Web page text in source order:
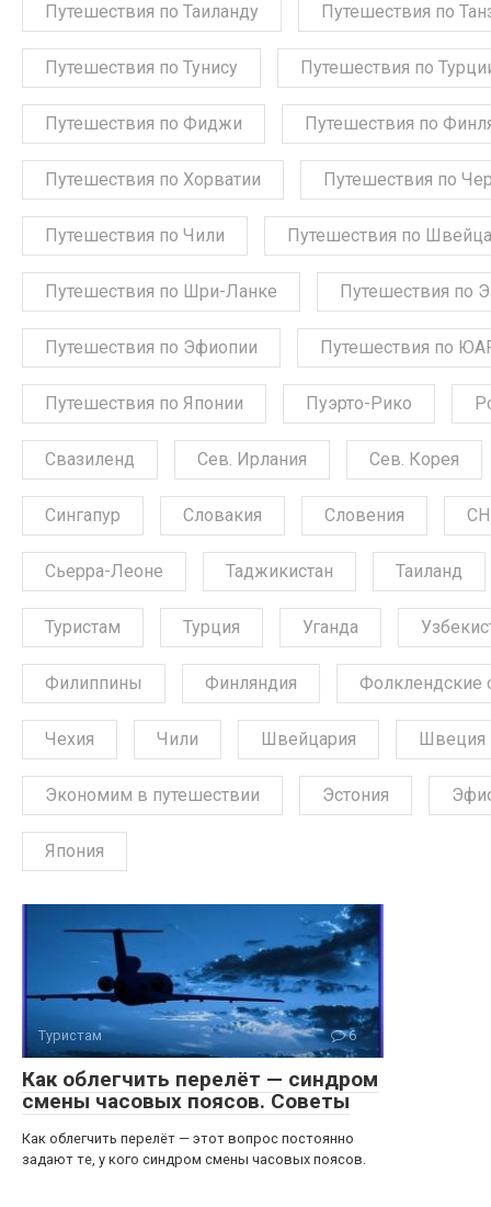
Путешествия по Таиланду Путешествия по
Путешествия по Тунису Путешествия по
Путешествия по Фиджи Путешествия по
Путешествия по Хорватии Путешествия по
Путешествия по Чили Путешествия по
Путешествия по Шри-Ланке Путешествия по
Путешествия по Эфиопии Путешествия по
Путешествия по Японии Пуэрто-Рико
Свазиленд Сев. Ирлания Сев. Корея
Сингапур Словакия Словения
Сьерра-Леоне Таджикистан Таиланд
Туристам Турция Уганда
Филиппины Финляндия Фолклендские
Чехия Чили Швейцария Швеция
Экономим в путешествии Эстония
Япония
Туристам 6
Как облегчить перелёт — синдром
смены часовых поясов. Советы
Как облегчить перелёт — этот вопрос постоянно
задают те, у кого синдром смены часовых поясов.